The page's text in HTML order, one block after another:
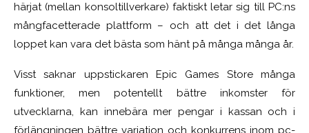
härjat (mellan konsoltillverkare) faktiskt letar sig till PC:ns
mångfacetterade plattform – och att det i det långa
loppet kan vara det bästa som hänt på många många år.
Visst saknar uppstickaren Epic Games Store många
funktioner, men potentellt bättre inkomster för
utvecklarna, kan innebära mer pengar i kassan och i
förlängningen bättre variation och konkurrens inom pc-